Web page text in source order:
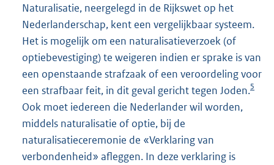
Naturalisatie, neergelegd in de Rijkswet op het
Nederlanderschap, kent een vergelijkbaar systeem.
Het is mogelijk om een naturalisatieverzoek (of
optiebevestiging) te weigeren indien er sprake is van
een openstaande strafzaak of een veroordeling voor
een strafbaar feit, in dit geval gericht tegen Joden.5
Ook moet iedereen die Nederlander wil worden,
middels naturalisatie of optie, bij de
naturalisatieceremonie de «Verklaring van
verbondenheid» afleggen. In deze verklaring is